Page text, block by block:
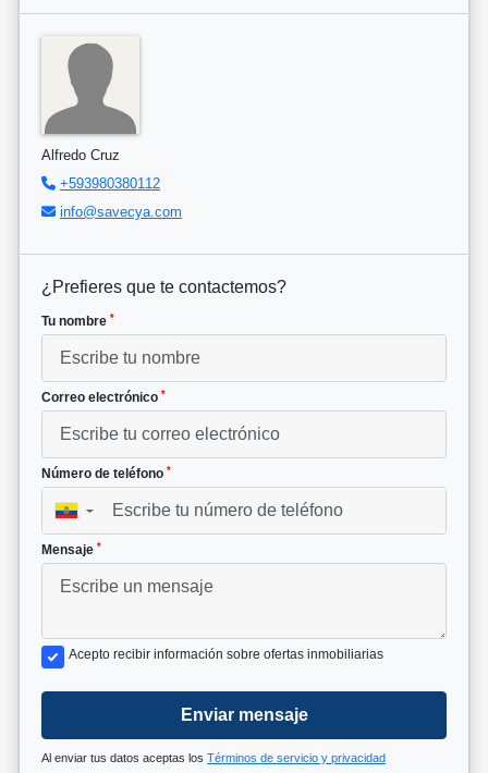
Alfredo Cruz
+593980380112
info@savecya.com
¿Prefieres que te contactemos?
Tu nombre *
Correo electrónico *
Número de teléfono *
▼
Mensaje *
Acepto recibir información sobre ofertas inmobiliarias
Enviar mensaje
Al enviar tus datos aceptas los Términos de servicio y privacidad